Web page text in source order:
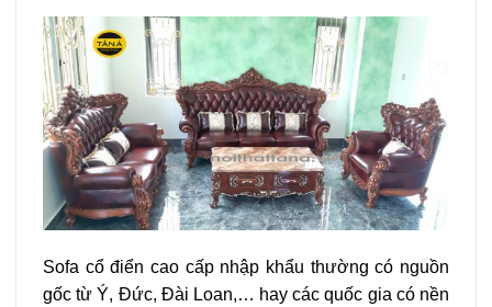
Sofa cổ điển cao cấp nhập khẩu thường có nguồn
gốc từ Ý, Đức, Đài Loan,… hay các quốc gia có nền